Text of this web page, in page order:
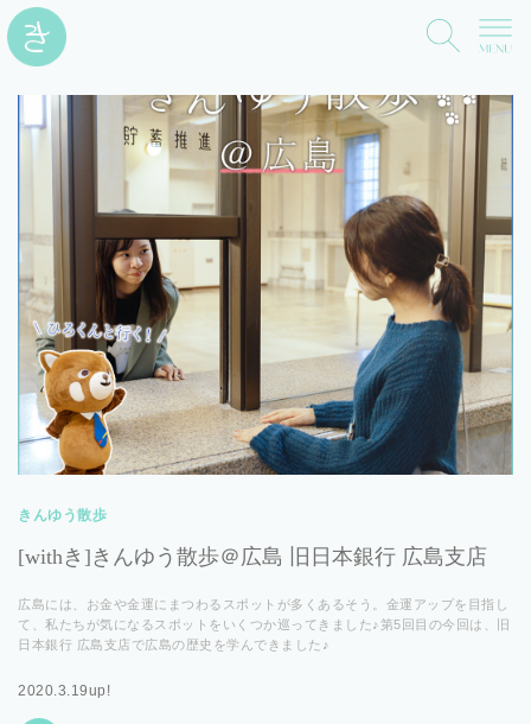
きんゆう散歩
[withき]きんゆう散歩＠広島 旧日本銀行 広島支店
広島には、お金や金運にまつわるスポットが多くあるそう。金運アップを目指し
て、私たちが気になるスポットをいくつか巡ってきました♪第5回目の今回は、旧
日本銀行 広島支店で広島の歴史を学んできました♪
2020.3.19up!